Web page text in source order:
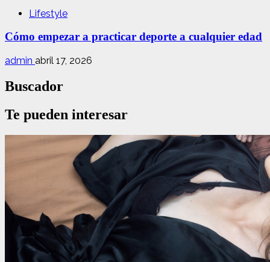
Lifestyle
Cómo empezar a practicar deporte a cualquier edad
admin abril 17, 2026
Buscador
Te pueden interesar